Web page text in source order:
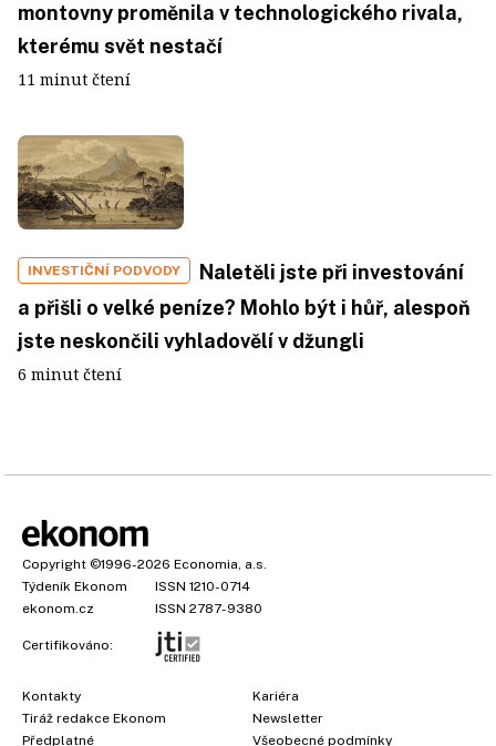
montovny proměnila v technologického rivala,
kterému svět nestačí
11 minut čtení
INVESTIČNÍ PODVODY
Naletěli jste při investování
a přišli o velké peníze? Mohlo být i hůř, alespoň
jste neskončili vyhladovělí v džungli
6 minut čtení
Copyright ©1996-2026 Economia, a.s.
Týdeník Ekonom
ISSN 1210-0714
ekonom.cz
ISSN 2787-9380
Certifikováno:
Kontakty
Tiráž redakce Ekonom
Předplatné
Kariéra
Newsletter
Všeobecné podmínky